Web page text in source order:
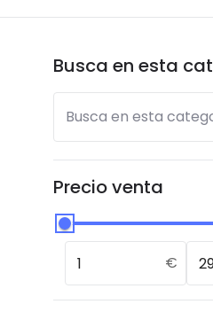
Busca en esta
Busca en esta
Precio venta
€